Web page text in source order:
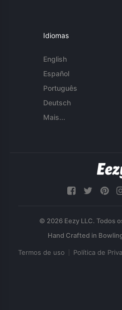
Idiomas
English
Español
Português
Deutsch
Mais...
© 2026 Eezy LLC. Todos
Termos de uso Política de